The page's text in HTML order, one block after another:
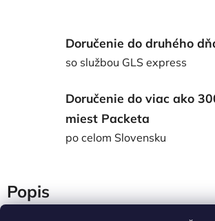
Doručenie do druhého
so službou GLS express
Doručenie do viac ako
miest Packeta
po celom Slovensku
Popis